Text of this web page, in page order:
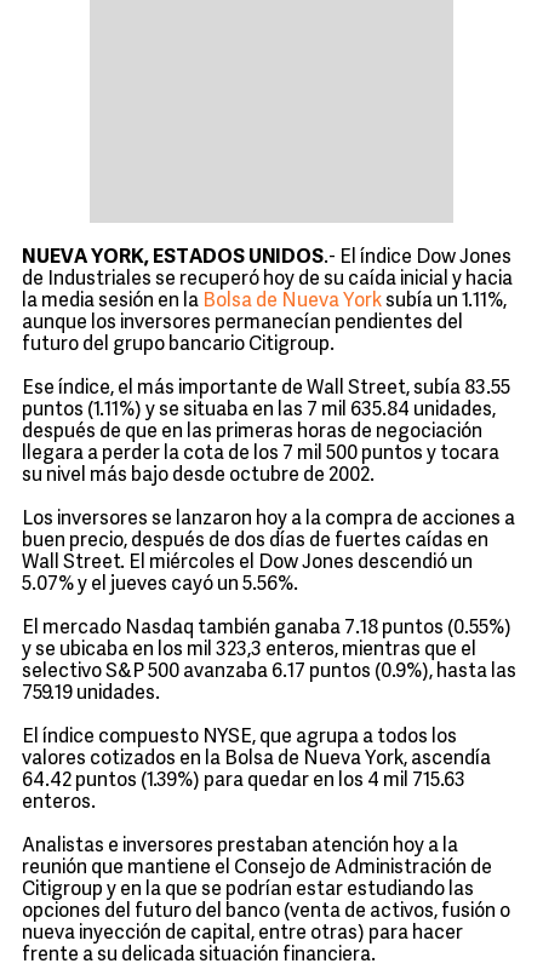
NUEVA YORK, ESTADOS UNIDOS.- El índice Dow Jones
de Industriales se recuperó hoy de su caída inicial y hacia
la media sesión en la Bolsa de Nueva Yorksubía un 1.11%,
aunque los inversores permanecían pendientes del
futuro del grupo bancario Citigroup.
Ese índice, el más importante de Wall Street, subía 83.55
puntos (1.11%) y se situaba en las 7 mil 635.84 unidades,
después de que en las primeras horas de negociación
llegara a perder la cota de los 7 mil 500 puntos y tocara
su nivel más bajo desde octubre de 2002.
Los inversores se lanzaron hoy a la compra de acciones a
buen precio, después de dos días de fuertes caídas en
Wall Street. El miércoles el Dow Jones descendió un
5.07% y el jueves cayó un 5.56%.
El mercado Nasdaq también ganaba 7.18 puntos (0.55%)
y se ubicaba en los mil 323,3 enteros, mientras que el
selectivo S&P 500 avanzaba 6.17 puntos (0.9%), hasta las
759.19 unidades.
El índice compuesto NYSE, que agrupa a todos los
valores cotizados en la Bolsa de Nueva York, ascendía
64.42 puntos (1.39%) para quedar en los 4 mil 715.63
enteros.
Analistas e inversores prestaban atención hoy a la
reunión que mantiene el Consejo de Administración de
Citigroup y en la que se podrían estar estudiando las
opciones del futuro del banco (venta de activos, fusión o
nueva inyección de capital, entre otras) para hacer
frente a su delicada situación financiera.